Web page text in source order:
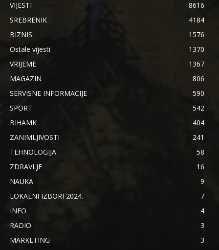
VIJESTI
8616
SREBRENIK
4184
BIZNIS
1576
Ostale vijesti
1370
VRIJEME
1367
MAGAZIN
806
SERVISNE INFORMACIJE
590
SPORT
542
BIHAMK
404
ZANIMLJIVOSTI
241
TEHNOLOGIJA
58
ZDRAVLJE
16
NAUKA
9
LOKALNI IZBORI 2024.
7
INFO
4
RADIO
3
MARKETING
3